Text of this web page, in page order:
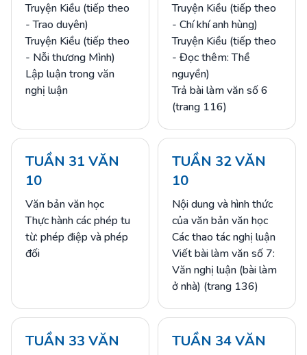
Truyện Kiều (tiếp theo
- Trao duyên)
Truyện Kiều (tiếp theo
- Nỗi thương Mình)
Lập luận trong văn
nghị luận
Truyện Kiều (tiếp theo
- Chí khí anh hùng)
Truyện Kiều (tiếp theo
- Đọc thêm: Thề
nguyền)
Trả bài làm văn số 6
(trang 116)
TUẦN 31 VĂN
10
Văn bản văn học
Thực hành các phép tu
từ: phép điệp và phép
đối
TUẦN 32 VĂN
10
Nội dung và hình thức
của văn bản văn học
Các thao tác nghị luận
Viết bài làm văn số 7:
Văn nghị luận (bài làm
ở nhà) (trang 136)
TUẦN 33 VĂN
TUẦN 34 VĂN